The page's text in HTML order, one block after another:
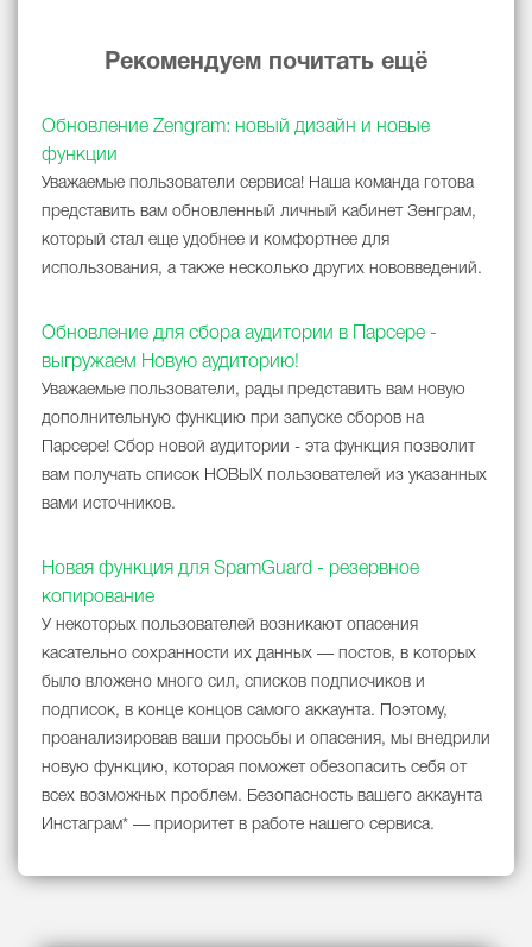
Рекомендуем почитать ещё
Обновление Zengram: новый дизайн и новые
функции
Уважаемые пользователи сервиса! Наша команда готова
представить вам обновленный личный кабинет Зенграм,
который стал еще удобнее и комфортнее для
использования, а также несколько других нововведений.
Обновление для сбора аудитории в Парсере -
выгружаем Новую аудиторию!
Уважаемые пользователи, рады представить вам новую
дополнительную функцию при запуске сборов на
Парсере! Сбор новой аудитории - эта функция позволит
вам получать список НОВЫХ пользователей из указанных
вами источников.
Новая функция для SpamGuard - резервное
копирование
У некоторых пользователей возникают опасения
касательно сохранности их данных — постов, в которых
было вложено много сил, списков подписчиков и
подписок, в конце концов самого аккаунта. Поэтому,
проанализировав ваши просьбы и опасения, мы внедрили
новую функцию, которая поможет обезопасить себя от
всех возможных проблем. Безопасность вашего аккаунта
Инстаграм* — приоритет в работе нашего сервиса.